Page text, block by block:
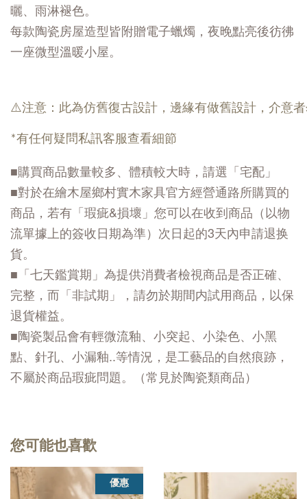
曬、雨淋褪色。
每款陶瓷房屋造型皆附贈電子蠟燭，夜晚點亮後彷彿
一座微型溫暖小屋。
⚠️注意：此為仿舊復古設計，邊緣有做舊設計，介意
*有任何疑問私訊客服查看細節
■購買商品數量較多、體積較大時，請選「宅配」
■對於在繪木屋鄉村實木家具官方經營通路所購買的
商品，若有「瑕疵&損壞」您可以在收到商品（以物
流單據上的簽收日期為準）次日起的3天內申請退换
貨。
■「七天鑑賞期」為提供消費者檢視商品是否正確、
完整，而「非試期」，請勿於期間内試用商品，以保
退貨權益。
■陶瓷製品會有輕微流釉、小突起、小染色、小黑
點、針孔、小漏釉..等情況，是工藝品的自然痕跡，
不屬於商品瑕疵問題。（常見於陶瓷類商品）
您可能也喜歡
優惠